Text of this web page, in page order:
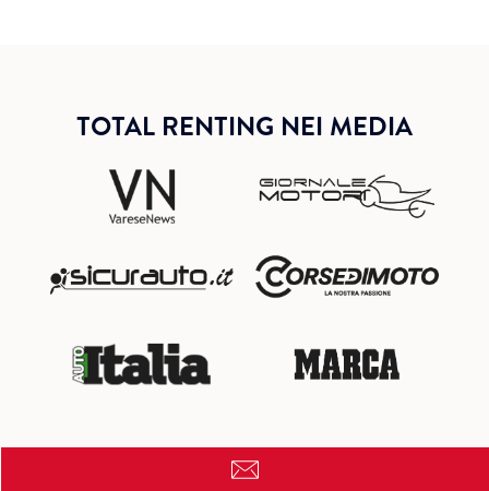
TOTAL RENTING NEI MEDIA